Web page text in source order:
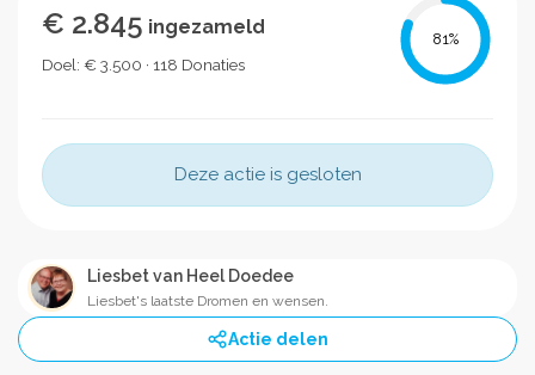
€ 2.845 ingezameld
Doel: € 3.500 · 118 Donaties
81%
Deze actie is gesloten
Liesbet van Heel Doedee
Liesbet's laatste Dromen en wensen.
Actie delen